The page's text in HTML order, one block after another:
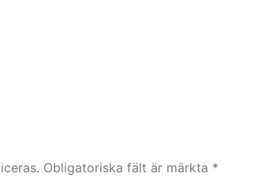
Obligatoriska fält är märkta *